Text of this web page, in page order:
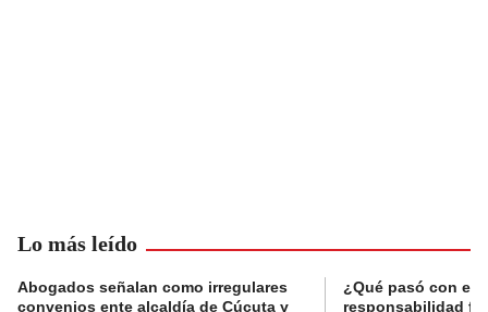
Lo más leído
Abogados señalan como irregulares
convenios ente alcaldía de Cúcuta y
¿Qué pasó con el
responsabilidad